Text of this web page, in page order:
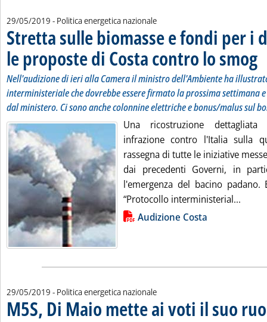
29/05/2019 - Politica energetica nazionale
Stretta sulle biomasse e fondi per i
le proposte di Costa contro lo smog..
Nell'audizione di ieri alla Camera il ministro dell'Ambiente ha
interministeriale che dovrebbe essere firmato la prossima settimana
dal ministero. Ci sono anche colonnine elettriche e bonus/malus sul
Una ricostruzione
infrazione contro l'Italia sulla
rassegna di tutte le iniziative
dai precedenti Governi, in
l'emergenza del bacino padano.
“Protocollo interministerial...
Lista allegati PDF alla notiziaAudizione Costa
29/05/2019 - Politica energetica nazionale
M5S, Di Maio mette ai voti il suo